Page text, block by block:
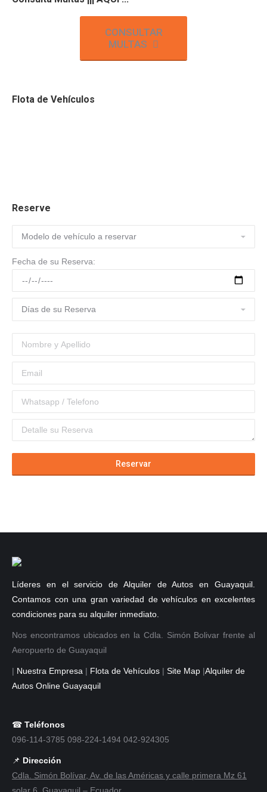
CONSULTAR
MULTAS
Flota de Vehículos
Reserve
Fecha de su Reserva:
Líderes en el servicio de Alquiler de Autos en Guayaquil.
Contamos con una gran variedad de vehículos en excelentes
condiciones para su alquiler inmediato.
Nos encontramos ubicados en la Cdla. Simón Bolivar frente al
Aeropuerto de Guayaquil
| Nuestra Empresa | Flota de Vehículos | Site Map |Alquiler de
Autos Online Guayaquil
☎ Teléfonos
096-114-3785 098-224-1494 042-924305
📌 Dirección
Cdla. Simón Bolívar, Av. de las Américas y calle primera Mz 61